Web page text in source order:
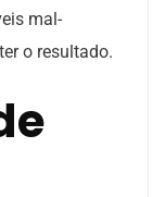
mal-
o resultado.